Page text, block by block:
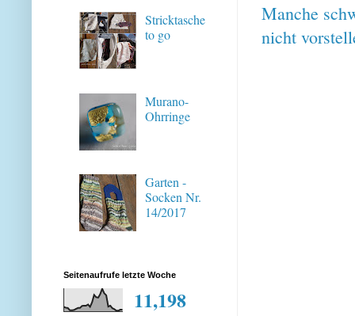
Manche
nicht
Stricktasche
to go
Murano-
Ohrringe
Garten -
Socken Nr.
14/2017
Seitenaufrufe letzte Woche
11,198